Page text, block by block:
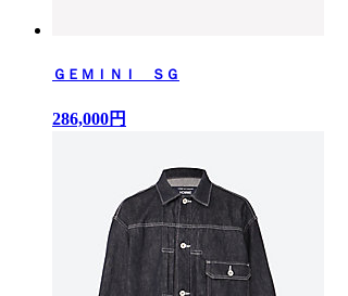
ＧＥＭＩＮＩ ＳＧ
286,000円